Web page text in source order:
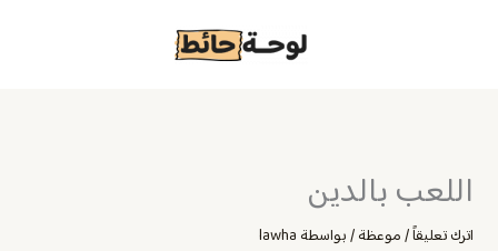
اللعب بالدين
اترك تعليقاً/موعظة/ بواسطة lawha